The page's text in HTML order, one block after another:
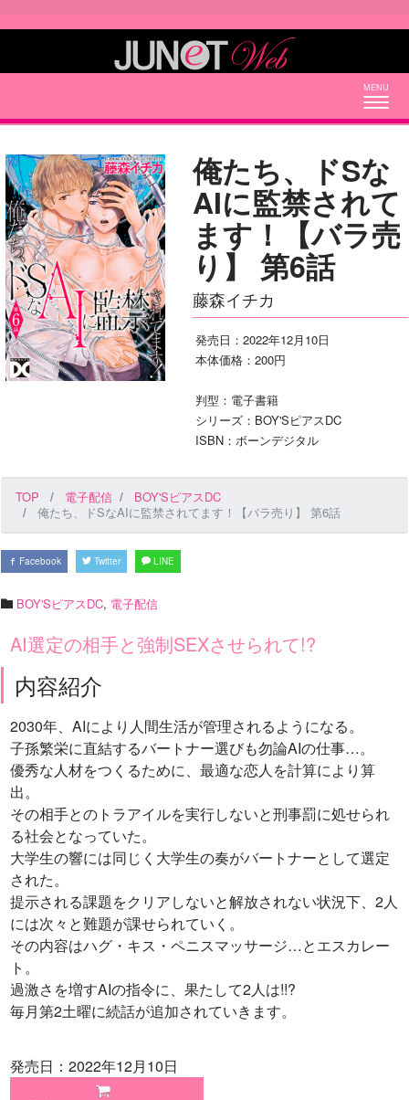
俺たち、ドSな
AIに監禁されて
ます！【バラ売
り】 第6話
藤森イチカ
発売日：2022年12月10日
本体価格：200円
判型：電子書籍
シリーズ：BOY'SピアスDC
ISBN：ボーンデジタル
TOP 電子配信
BOY'SピアスDC
俺たち、ドSなAIに監禁されてます！【バラ売り】 第6話
Facebook Twitter LINE
BOY'SピアスDC, 電子配信
AI選定の相手と強制SEXさせられて!?
内容紹介
2030年、AIにより人間生活が管理されるようになる。
子孫繁栄に直結するバートナー選びも勿論AIの仕事…。
優秀な人材をつくるために、最適な恋人を計算により算
出。
その相手とのトラアイルを実行しないと刑事罰に処せられ
る社会となっていた。
大学生の響には同じく大学生の奏がバートナーとして選定
された。
提示される課題をクリアしないと解放されない状況下、2人
には次々と難題が課せられていく。
その内容はハグ・キス・ペニスマッサージ…とエスカレー
ト。
過激さを増すAIの指令に、果たして2人は!!?
毎月第2土曜に続話が追加されていきます。
発売日：2022年12月10日